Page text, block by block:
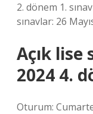
2. dönem 1.
sınavlar: 26
Açık lise
2024 4.
Oturum: